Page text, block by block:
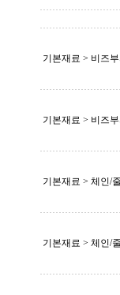
기본재료 > 비즈
기본재료 > 비즈
기본재료 > 체인/
기본재료 > 체인/